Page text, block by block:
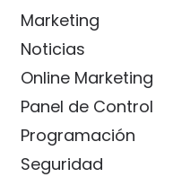
Marketing
Noticias
Online Marketing
Panel de Control
Programación
Seguridad